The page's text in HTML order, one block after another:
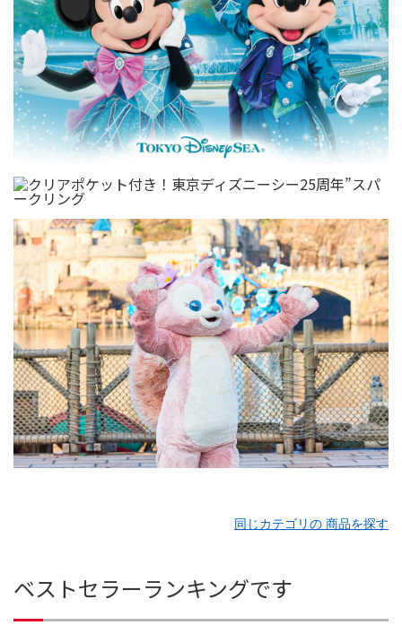
同じカテゴリの 商品を探す
ベストセラーランキングです